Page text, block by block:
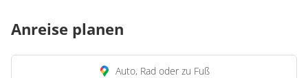
Anreise planen
Auto, Rad oder zu Fuß